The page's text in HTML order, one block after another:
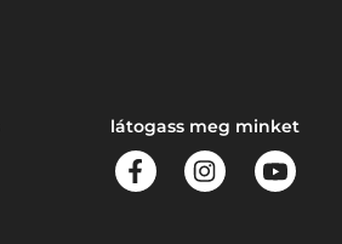
látogass meg minket